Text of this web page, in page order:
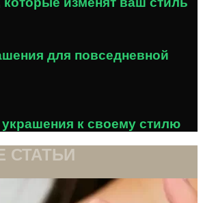
для повседневной
к своему стилю
СТАТЬИ